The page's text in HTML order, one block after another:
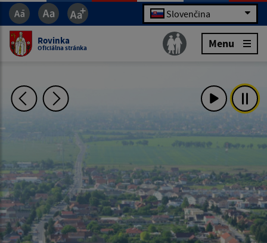
Slovenčina
Rovinka
Oficiálna stránka Menu